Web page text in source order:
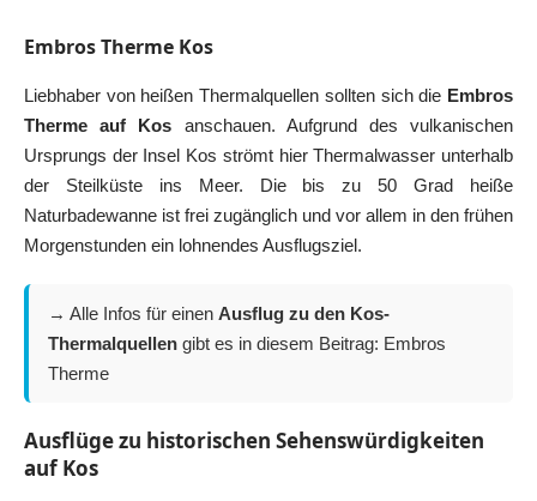
Embros Therme Kos
Liebhaber von heißen Thermalquellen sollten sich die Embros
Therme auf Kos anschauen. Aufgrund des vulkanischen
Ursprungs der Insel Kos strömt hier Thermalwasser unterhalb
der Steilküste ins Meer. Die bis zu 50 Grad heiße
Naturbadewanne ist frei zugänglich und vor allem in den frühen
Morgenstunden ein lohnendes Ausflugsziel.
→ Alle Infos für einen Ausflug zu den Kos-
Thermalquellen gibt es in diesem Beitrag: Embros
Therme
Ausflüge zu historischen Sehenswürdigkeiten
auf Kos